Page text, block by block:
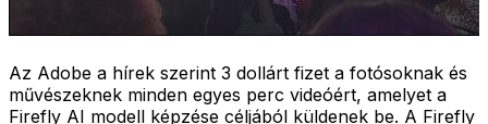
Az Adobe a hírek szerint 3 dollárt fizet a fotósoknak és
művészeknek minden egyes perc videóért, amelyet a
Firefly AI modell képzése céljából küldenek be. A Firefly